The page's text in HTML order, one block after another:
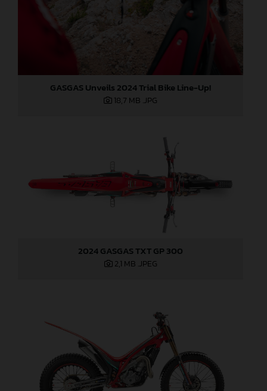
GASGAS Unveils 2024 Trial Bike Line-Up!
18,7 MB .JPG
2024 GASGAS TXT GP 300
2,1 MB .JPEG